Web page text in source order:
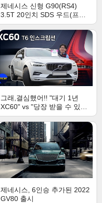
제네시스 신형 G90(RS4)
3.5T 20인치 SDS 우드(프레
스티지 콜렉션+4인승)!! 1억
최강 세단을 꼽는다면??
그래,결심했어!! "대기 1년
XC60" vs "당장 받을 수 있는
XC60 T6 인스크립션"
제네시스, 6인승 추가된 2022
GV80 출시